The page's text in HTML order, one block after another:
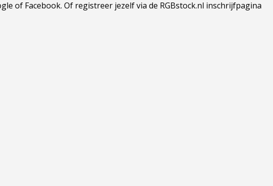
of Facebook. Of registreer jezelf via de RGBstock.nl inschrijfpagina